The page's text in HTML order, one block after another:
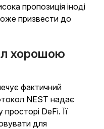
пропозиція іноді
призвести до
хорошою
фактичний
NEST надає
DeFi. Її
для